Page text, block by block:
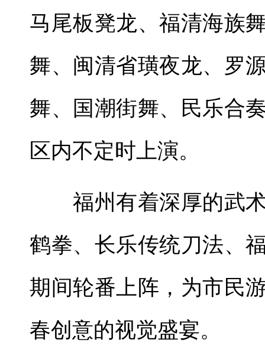
马尾板凳龙、福清海族
舞、闽清省璜夜龙、罗
舞、国潮街舞、民乐合
区内不定时上演。
福州有着深厚的武术
鹤拳、长乐传统刀法、
期间轮番上阵，为市民
春创意的视觉盛宴。